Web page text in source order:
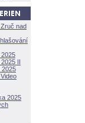
nad
II
2025
2025